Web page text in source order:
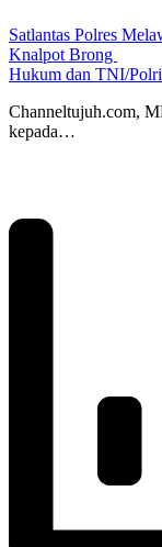
Satlantas Polres
Knalpot Brong
Hukum dan TNI/Polri
Channeltujuh.com,
kepada…